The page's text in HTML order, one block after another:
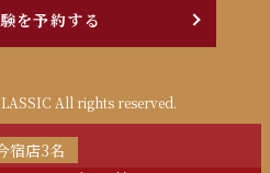
宿店3名
を予約する
All rights reserved.